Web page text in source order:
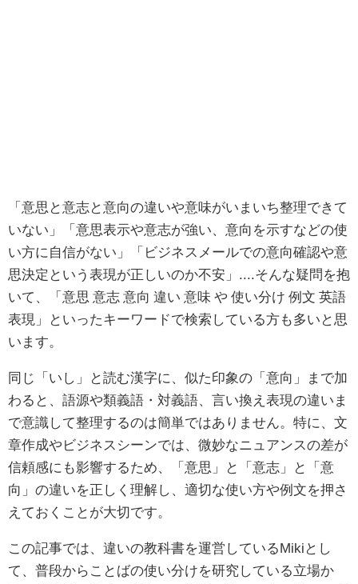
「意思と意志と意向の違いや意味がいまいち整理できて
いない」「意思表示や意志が強い、意向を示すなどの使
い方に自信がない」「ビジネスメールでの意向確認や意
思決定という表現が正しいのか不安」....そんな疑問を抱
いて、「意思 意志 意向 違い 意味 や 使い分け 例文 英語
表現」といったキーワードで検索している方も多いと思
います。
同じ「いし」と読む漢字に、似た印象の「意向」まで加
わると、語源や類義語・対義語、言い換え表現の違いま
で意識して整理するのは簡単ではありません。特に、文
章作成やビジネスシーンでは、微妙なニュアンスの差が
信頼感にも影響するため、「意思」と「意志」と「意
向」の違いを正しく理解し、適切な使い方や例文を押さ
えておくことが大切です。
この記事では、違いの教科書を運営しているMikiとし
て、普段からことばの使い分けを研究している立場か